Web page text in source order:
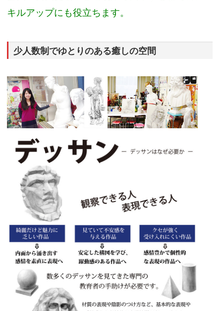
キルアップにも役立ちます。
少人数制でゆとりのある癒しの空間